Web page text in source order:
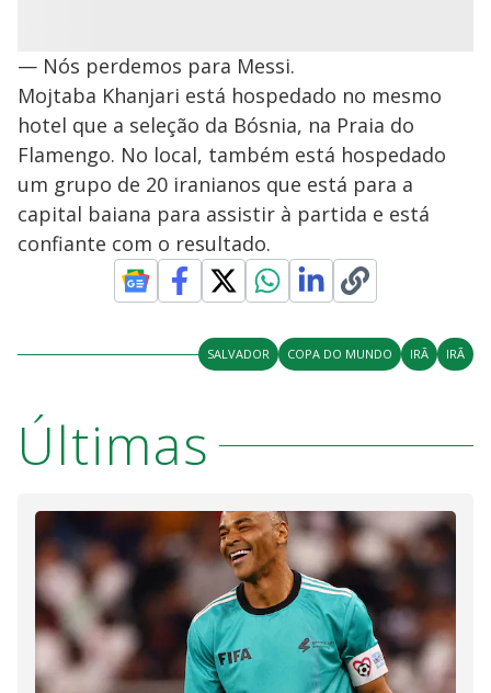
— Nós perdemos para Messi.
Mojtaba Khanjari está hospedado no mesmo
hotel que a seleção da Bósnia, na Praia do
Flamengo. No local, também está hospedado
um grupo de 20 iranianos que está para a
capital baiana para assistir à partida e está
confiante com o resultado.
SALVADOR COPA DO MUNDO IRÃ IRÃ
Últimas